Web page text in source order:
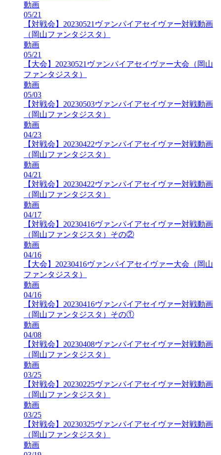
動画
05/21
【対戦会】20230521ヴァンパイアセイヴァー対戦動画
（岡山ファンタジスタ）
動画
05/21
【大会】20230521ヴァンパイアセイヴァー大会（岡山
ファンタジスタ）
動画
05/03
【対戦会】20230503ヴァンパイアセイヴァー対戦動画
（岡山ファンタジスタ）
動画
04/23
【対戦会】20230422ヴァンパイアセイヴァー対戦動画
（岡山ファンタジスタ）
動画
04/21
【対戦会】20230422ヴァンパイアセイヴァー対戦動画
（岡山ファンタジスタ）
動画
04/17
【対戦会】20230416ヴァンパイアセイヴァー対戦動画
（岡山ファンタジスタ）その②
動画
04/16
【大会】20230416ヴァンパイアセイヴァー大会（岡山
ファンタジスタ）
動画
04/16
【対戦会】20230416ヴァンパイアセイヴァー対戦動画
（岡山ファンタジスタ）その①
動画
04/08
【対戦会】20230408ヴァンパイアセイヴァー対戦動画
（岡山ファンタジスタ）
動画
03/25
【対戦会】20230225ヴァンパイアセイヴァー対戦動画
（岡山ファンタジスタ）
動画
03/25
【対戦会】20230325ヴァンパイアセイヴァー対戦動画
（岡山ファンタジスタ）
動画